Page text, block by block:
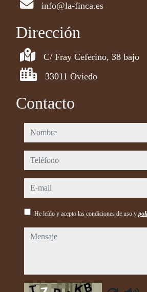
info@la-finca.es
Dirección
C/ Fray Ceferino, 38 bajo
33011 Oviedo
Contacto
nombre
teléfono
e-mail
He leído y acepto las condiciones de uso y
mensaje
Captcha